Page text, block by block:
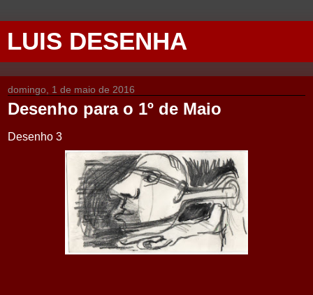
LUIS DESENHA
domingo, 1 de maio de 2016
Desenho para o 1º de Maio
Desenho 3